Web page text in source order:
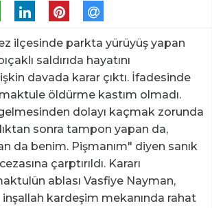
ilçesinde parkta yürüyüş yapan
saldırıda hayatını
davada karar çıktı. İfadesinde
öldürme kastım olmadı.
dolayı kaçmak zorunda
sonra tampon yapan da,
da benim. Pişmanım" diyen sanık
çarptırıldı. Kararı
ablası Vasfiye Nayman,
kardeşim mekanında rahat